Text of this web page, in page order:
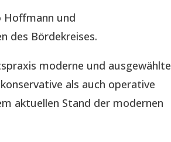
Hoffmann und
des Bördekreises.
moderne und ausgewählte
als auch operative
aktuellen Stand der modernen